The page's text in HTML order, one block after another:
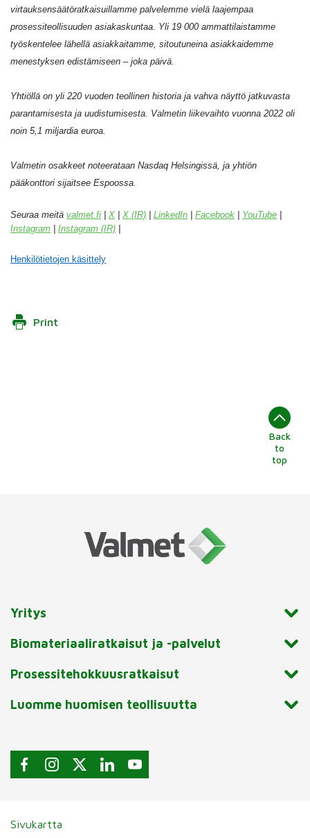
virtauksensäätöratkaisuillamme palvelemme vielä laajempaa
prosessiteollisuuden asiakaskuntaa. Yli 19 000 ammattilaistamme
työskentelee lähellä asiakkaitamme, sitoutuneina asiakkaidemme
menestyksen edistämiseen – joka päivä.
Yhtiöllä on yli 220 vuoden teollinen historia ja vahva näyttö jatkuvasta
parantamisesta ja uudistumisesta. Valmetin liikevaihto vuonna 2022 oli
noin 5,1 miljardia euroa.
Valmetin osakkeet noteerataan Nasdaq Helsingissä, ja yhtiön
pääkonttori sijaitsee Espoossa.
Seuraa meitävalmet.fi |X |X (IR) |LinkedIn |Facebook | YouTube |
Instagram |Instagram (IR) |
Henkilötietojen käsittely
Print
Back
to
top
Yritys
Biomateriaaliratkaisut ja -palvelut
Prosessitehokkuusratkaisut
Luomme huomisen teollisuutta
Sivukartta